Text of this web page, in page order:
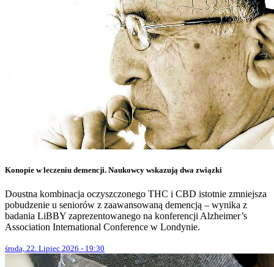
Konopie w leczeniu demencji. Naukowcy wskazują dwa związki
Doustna kombinacja oczyszczonego THC i CBD istotnie zmniejsza
pobudzenie u seniorów z zaawansowaną demencją – wynika z
badania LiBBY zaprezentowanego na konferencji Alzheimer’s
Association International Conference w Londynie.
środa, 22. Lipiec 2026 - 19:30